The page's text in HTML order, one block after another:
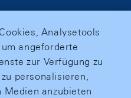
Analysetools
angeforderte
zur Verfügung zu
personalisieren,
Medien anzubieten